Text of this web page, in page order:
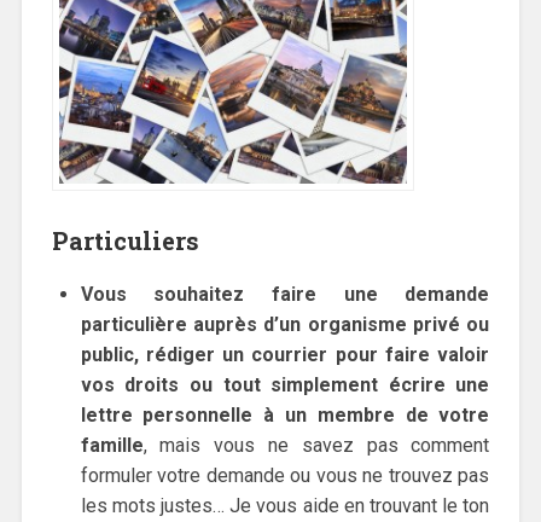
Particuliers
Vous souhaitez faire une demande
particulière auprès d’un organisme privé ou
public, rédiger un courrier pour faire valoir
vos droits ou tout simplement écrire une
lettre personnelle à un membre de votre
famille, mais vous ne savez pas comment
formuler votre demande ou vous ne trouvez pas
les mots justes… Je vous aide en trouvant le ton